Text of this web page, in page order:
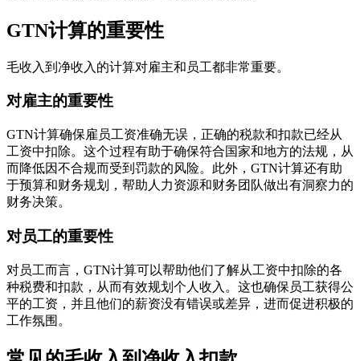
GTN计算的重要性
毛收入到净收入的计算对雇主和员工都非常重要。
对雇主的重要性
GTN计算确保雇员工资准确无误，正确的税款和扣款已经从
工资中扣除。这个过程有助于确保符合国家和地方的法规，从
而降低因不合规而受到罚款的风险。此外，GTN计算还有助
于预算和财务规划，帮助人力资源和财务团队做出有洞察力的
财务决策。
对员工的重要性
对员工而言，GTN计算可以帮助他们了解从工资中扣除的各
种税费和扣款，从而有效规划个人收入。这也确保员工获得公
平的工资，并且他们的薪资没有错误或差异，进而促进积极的
工作氛围。